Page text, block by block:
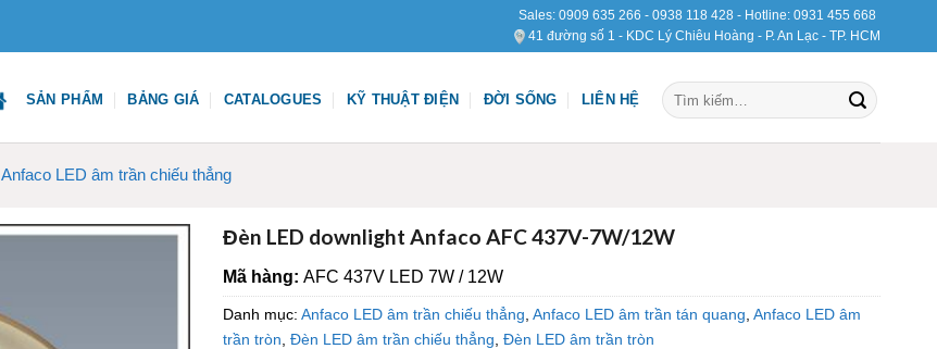
Sales: 0909 635 266 - 0938 118 428 - Hotline: 0931 455 668
41 đường số 1 - KDC Lý Chiêu Hoàng - P. An Lạc - TP. HCM
SẢN PHẨM BẢNG GIÁ CATALOGUES KỸ THUẬT ĐIỆN ĐỜI SỐNG LIÊN HỆ
Tìm
kiếm:
Anfaco LED âm trần chiếu thẳng
Đèn LED downlight Anfaco AFC 437V-7W/12W
Mã hàng: AFC 437V LED 7W / 12W
Danh mục: Anfaco LED âm trần chiếu thẳng Anfaco LED âm trần tán quang Anfaco LED âm
trần tròn Đèn LED âm trần chiếu thẳng Đèn LED âm trần tròn